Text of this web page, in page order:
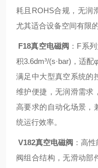
耗且ROHS合规，无润
尤其适合设备空间有限
F18真空电磁阀 ：F系
积3.6dm³/(s·bar)，适
满足中大型真空系统的
维护便捷，无润滑需求
高要求的自动化场景，
统运行效率。
V182真空电磁阀 ：高
阀组合结构，无滑动部